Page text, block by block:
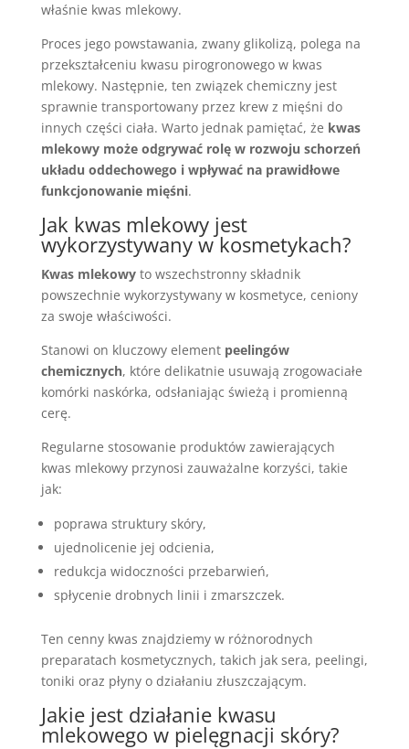
właśnie kwas mlekowy.
Proces jego powstawania, zwany glikolizą, polega na
przekształceniu kwasu pirogronowego w kwas
mlekowy. Następnie, ten związek chemiczny jest
sprawnie transportowany przez krew z mięśni do
innych części ciała. Warto jednak pamiętać, że kwas
mlekowy może odgrywać rolę w rozwoju schorzeń
układu oddechowego i wpływać na prawidłowe
funkcjonowanie mięśni.
Jak kwas mlekowy jest
wykorzystywany w kosmetykach?
Kwas mlekowyto wszechstronny składnik
powszechnie wykorzystywany w kosmetyce, ceniony
za swoje właściwości.
Stanowi on kluczowy element peelingów
chemicznych, które delikatnie usuwają zrogowaciałe
komórki naskórka, odsłaniając świeżą i promienną
cerę.
Regularne stosowanie produktów zawierających
kwas mlekowy przynosi zauważalne korzyści, takie
jak:
poprawa struktury skóry,
ujednolicenie jej odcienia,
redukcja widoczności przebarwień,
spłycenie drobnych linii i zmarszczek.
Ten cenny kwas znajdziemy w różnorodnych
preparatach kosmetycznych, takich jak sera, peelingi,
toniki oraz płyny o działaniu złuszczającym.
Jakie jest działanie kwasu
mlekowego w pielęgnacji skóry?